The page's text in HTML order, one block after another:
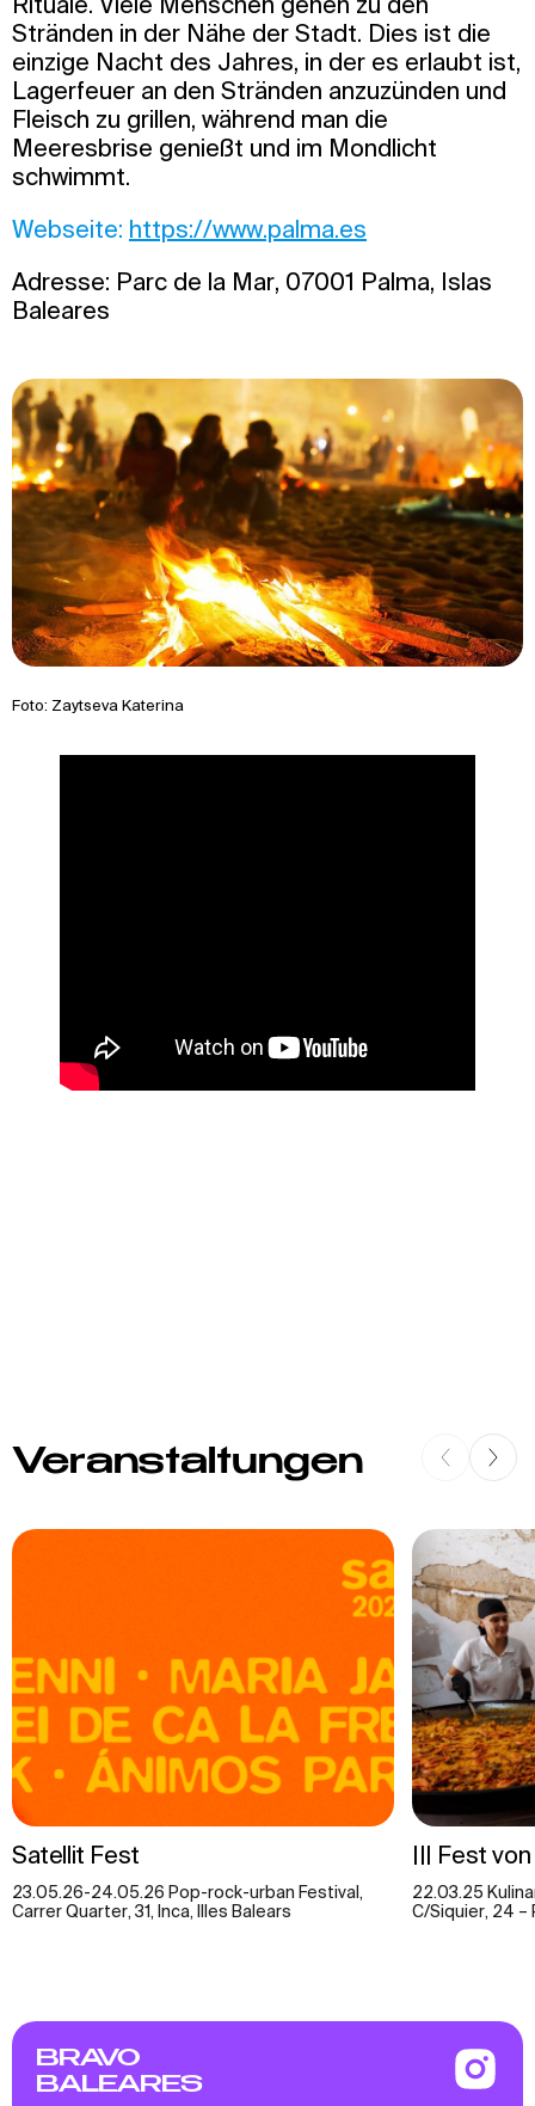
Stränden in der Nähe der Stadt. Dies ist die
einzige Nacht des Jahres, in der es erlaubt ist,
Lagerfeuer an den Stränden anzuzünden und
Fleisch zu grillen, während man die
Meeresbrise genießt und im Mondlicht
schwimmt.
Webseite: https://www.palma.es
Adresse: Parc de la Mar, 07001 Palma, Islas
Baleares
Foto: Zaytseva Katerina
Veranstaltungen
Satellit Fest
23.05.26-24.05.26 Pop-rock-urban Festival,
Carrer Quarter, 31, Inca, Illes Balears
||| Fest von
22.03.25
C/Siquier, 24 –
BRAVO
BALEARES